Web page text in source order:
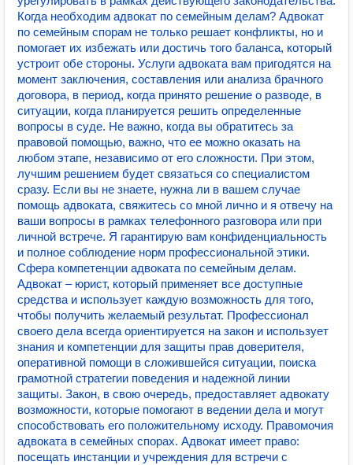
Когда необходим адвокат по семейным делам? Адвокат
по семейным спорам не только решает конфликты, но и
помогает их избежать или достичь того баланса, который
устроит обе стороны. Услуги адвоката вам пригодятся на
момент заключения, составления или анализа брачного
договора, в период, когда принято решение о разводе, в
ситуации, когда планируется решить определенные
вопросы в суде. Не важно, когда вы обратитесь за
правовой помощью, важно, что ее можно оказать на
любом этапе, независимо от его сложности. При этом,
лучшим решением будет связаться со специалистом
сразу. Если вы не знаете, нужна ли в вашем случае
помощь адвоката, свяжитесь со мной лично и я отвечу на
ваши вопросы в рамках телефонного разговора или при
личной встрече. Я гарантирую вам конфиденциальность
и полное соблюдение норм профессиональной этики.
Сфера компетенции адвоката по семейным делам.
Адвокат – юрист, который применяет все доступные
средства и использует каждую возможность для того,
чтобы получить желаемый результат. Профессионал
своего дела всегда ориентируется на закон и использует
знания и компетенции для защиты прав доверителя,
оперативной помощи в сложившейся ситуации, поиска
грамотной стратегии поведения и надежной линии
защиты. Закон, в свою очередь, предоставляет адвокату
возможности, которые помогают в ведении дела и могут
способствовать его положительному исходу. Правомочия
адвоката в семейных спорах. Адвокат имеет право:
посещать инстанции и учреждения для встречи с